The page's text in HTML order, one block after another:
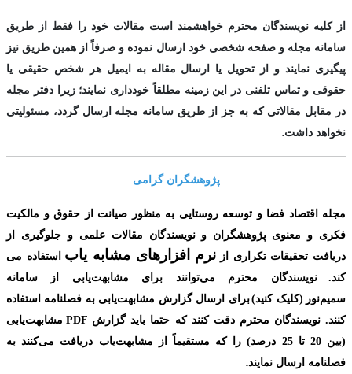
از کلیه نویسندگان محترم خواهشمند است مقالات خود را فقط از طریق
سامانه مجله و صفحه شخصی خود ارسال نموده و صرفاً از همین طریق نیز
پیگیری نمایند و از تحویل یا ارسال مقاله به ایمیل هر شخص حقیقی یا
حقوقی و تماس تلفنی در این زمینه مطلقاً خودداری نمایند؛ زیرا دفتر مجله
در مقابل مقالاتی که به جز از طریق سامانه مجله ارسال گردد، مسئولیتی
نخواهد داشت.
پژوهشگران گرامی
مجله اقتصاد فضا و توسعه روستایی به منظور صیانت از حقوق و مالکیت
فکری و معنوی پژوهشگران و نویسندگان مقالات علمی و جلوگیری از
دریافت تحقیقات تکراری از نرم افزارهای مشابه یاب استفاده می
کند.
نویسندگان محترم می‌توانند برای مشابهت‌یابی از سامانه
سمیم‌نور (کلیک کنید)برای ارسال گزارش مشابهت‌یابی به فصلنامه استفاده
کنند. نویسندگان محترم دقت کنند که حتما باید گزارش PDF مشابهت‌یابی
(بین 20 تا 25 درصد ) را که مستقیماً از مشابهت‌یاب دریافت می‌‌کنند به
فصلنامه ارسال نمایند.